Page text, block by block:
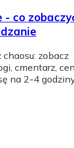
- co
chaosu: zobacz
cmentarz,
na 2-4